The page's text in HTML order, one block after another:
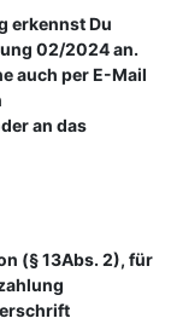
erkennst Du
02/2024 an.
auch per E-Mail
an das
(§ 13Abs. 2), für